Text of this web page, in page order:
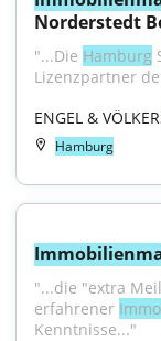
Norderstedt
"...Die Hamburg
Lizenzpartner
ENGEL &
Hamburg
"...die "extra
erfahrener
Kenntnisse..."